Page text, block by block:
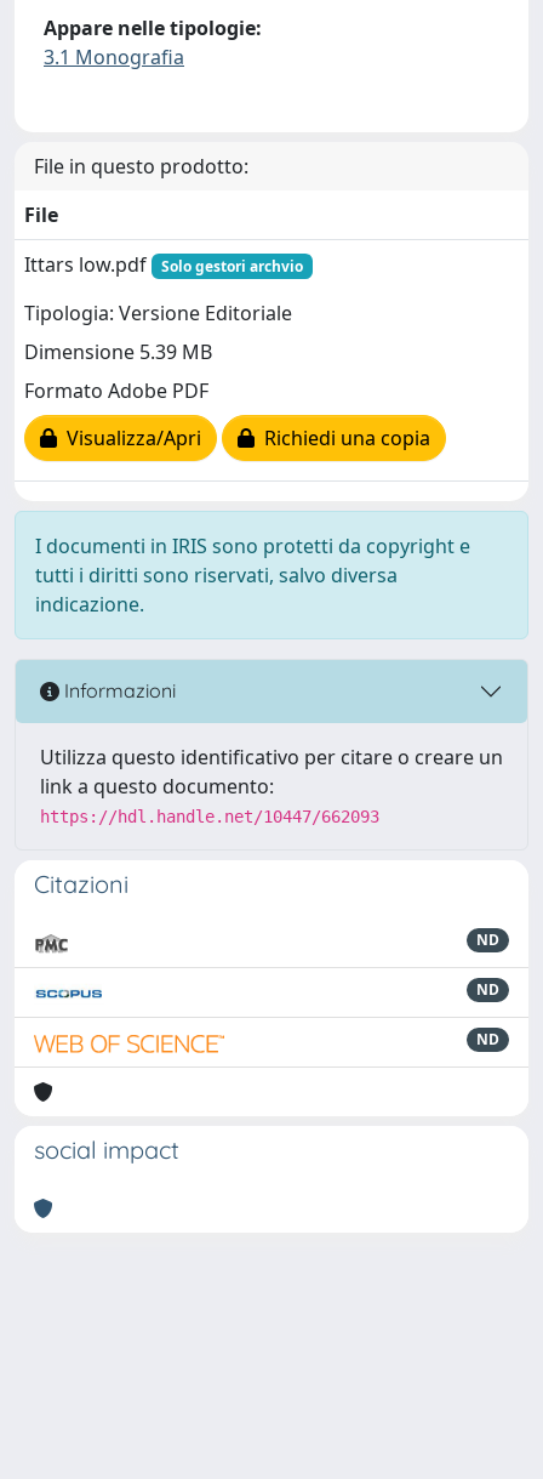
Appare nelle tipologie:
3.1 Monografia
File in questo prodotto:
File
Ittars low.pdf
Solo gestori archvio
Tipologia: Versione Editoriale
Dimensione 5.39 MB
Formato Adobe PDF
Visualizza/Apri
Richiedi una copia
I documenti in IRIS sono protetti da copyright e
tutti i diritti sono riservati, salvo diversa
indicazione.
Informazioni
Utilizza questo identificativo per citare o creare un
link a questo documento:
https://hdl.handle.net/10447/662093
Citazioni
ND
ND
ND
social impact